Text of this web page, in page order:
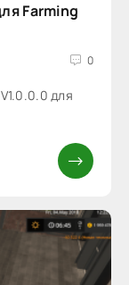
Farming
0
для